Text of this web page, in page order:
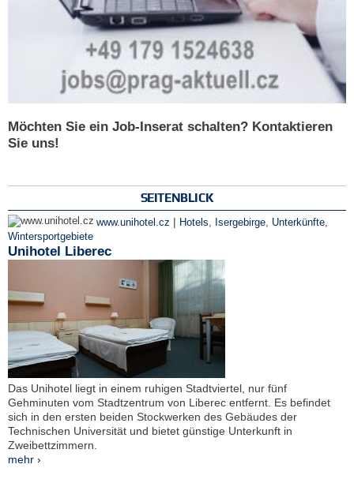
Möchten Sie ein Job-Inserat schalten? Kontaktieren
Sie uns!
SEITENBLICK
www.unihotel.cz | Hotels, Isergebirge, Unterkünfte,
Wintersportgebiete
Unihotel Liberec
Das Unihotel liegt in einem ruhigen Stadtviertel, nur fünf
Gehminuten vom Stadtzentrum von Liberec entfernt. Es befindet
sich in den ersten beiden Stockwerken des Gebäudes der
Technischen Universität und bietet günstige Unterkunft in
Zweibettzimmern.
mehr ›